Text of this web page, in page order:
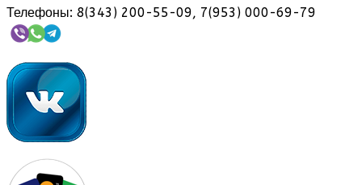
Телефоны: 8(343) 200-55-09, 7(953) 000-69-79